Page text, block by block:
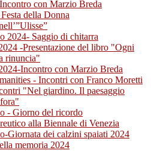
con Marzio Breda
della Donna
2024- Saggio di chitarra
-Presentazione del libro "Ogni
rinuncia"
Incontro con Marzio Breda
- Incontri con Franco Moretti
"Nel giardino. Il paesaggio
- Giorno del ricordo
alla Biennale di Venezia
Giornata dei calzini spaiati 2024
memoria 2024